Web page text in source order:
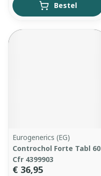
Bestel
Eurogenerics (EG)
Controchol Forte Tabl 60
Cfr 4399903
€ 36,95